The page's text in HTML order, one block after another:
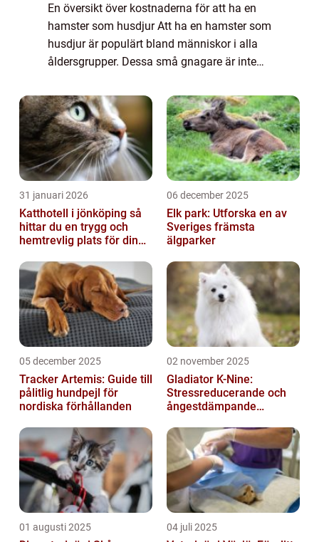
En översikt över kostnaderna för att ha en
hamster som husdjur Att ha en hamster som
husdjur är populärt bland människor i alla
åldersgrupper. Dessa små gnagare är inte
relativt lätta att ta hand om och kräver...
31 januari 2026
Katthotell i jönköping så
hittar du en trygg och
hemtrevlig plats för din
06 december 2025
Elk park: Utforska en av
Sveriges främsta
älgparker
05 december 2025
Tracker Artemis: Guide till
pålitlig hundpejl för
nordiska förhållanden
02 november 2025
Gladiator K-Nine:
Stressreducerande och
ångestdämpande
01 augusti 2025 04 juli 2025